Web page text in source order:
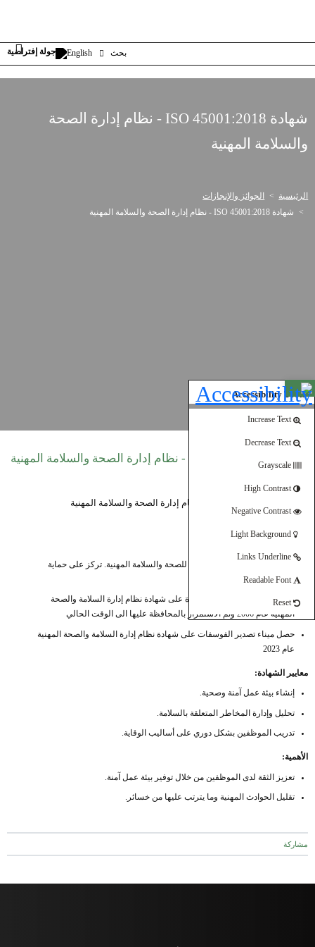
Open toolbar
Accessibility Tools
Increase Text
Decrease Text
Grayscale
High Contrast
Negative Contrast
Light Background
Links Underline
Readable Font
Reset
بحث English
شهادة ISO 45001:2018 - نظام إدارة الصحة
والسلامة المهنية
الرئيسية
الجوائز والإنجازات
شهادة ISO 45001:2018 - نظام إدارة الصحة والسلامة المهنية
هي أول معيار دولي للصحة والسلامة المهنية. تركز على حماية
الموظفين وتقليل الحوادث.
حصل المجمع الصناعي لأول مرة على شهادة نظام إدارة السلامة والصحة
المهنية عام 2006 وتم الاستمرار بالمحافظة عليها الى الوقت الحالي
حصل ميناء تصدير الفوسفات على شهادة نظام إدارة السلامة والصحة المهنية
عام 2023
معايير الشهادة:
إنشاء بيئة عمل آمنة وصحية.
تحليل وإدارة المخاطر المتعلقة بالسلامة.
تدريب الموظفين بشكل دوري على أساليب الوقاية.
الأهمية:
تعزيز الثقة لدى الموظفين من خلال توفير بيئة عمل آمنة.
تقليل الحوادث المهنية وما يترتب عليها من خسائر.
مشاركة